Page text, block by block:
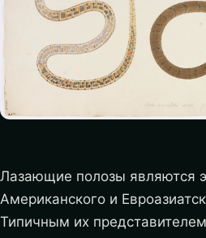
Лазающие полозы являются
Американского и
Типичным их